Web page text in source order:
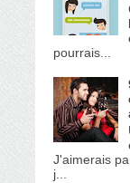
pourrais...
J'aimerais
j...